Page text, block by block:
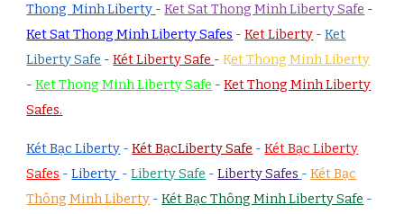
Thong Minh Liberty -Ket Sat Thong Minh Liberty Safe -
Ket Sat Thong Minh Liberty Safes -Ket Liberty -Ket
Liberty Safe -Két Liberty Safe -Ket Thong Minh Liberty
-Ket Thong Minh Liberty Safe -Ket Thong Minh Liberty
Safes.
Két Bạc Liberty -Két BạcLiberty Safe -Két Bạc Liberty
Safes -Liberty -Liberty Safe -Liberty Safes -Két Bạc
Thông Minh Liberty -Két Bạc Thông Minh Liberty Safe -